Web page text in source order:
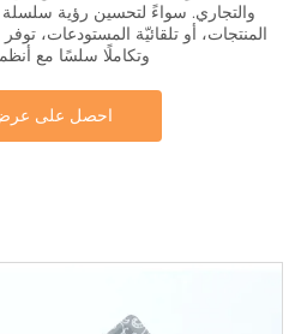
والتجاري. سواءً لتحسين رؤية سلسلة
وتكاملًا سلسًا مع
احصل على